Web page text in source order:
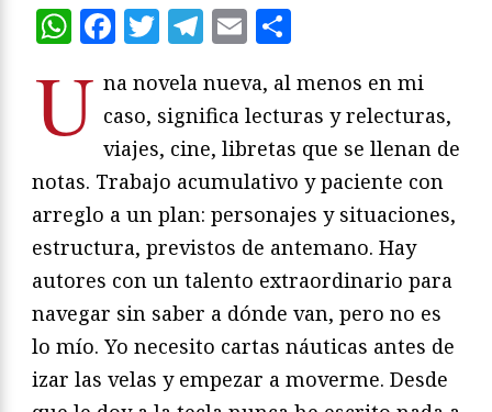
WhatsApp
Facebook
Twitter
Telegram
Email
U na novela nueva, al menos en mi
caso, significa lecturas y relecturas,
viajes, cine, libretas que se llenan de
notas. Trabajo acumulativo y paciente con
arreglo a un plan: personajes y situaciones,
estructura, previstos de antemano. Hay
autores con un talento extraordinario para
navegar sin saber a dónde van, pero no es
lo mío. Yo necesito cartas náuticas antes de
izar las velas y empezar a moverme. Desde